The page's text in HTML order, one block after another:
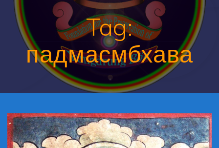
Tag:
падмасмбхава